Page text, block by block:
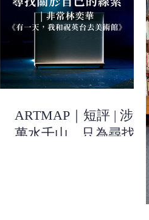
ARTMAP｜短評 | 涉過
萬水千山，只為尋找關